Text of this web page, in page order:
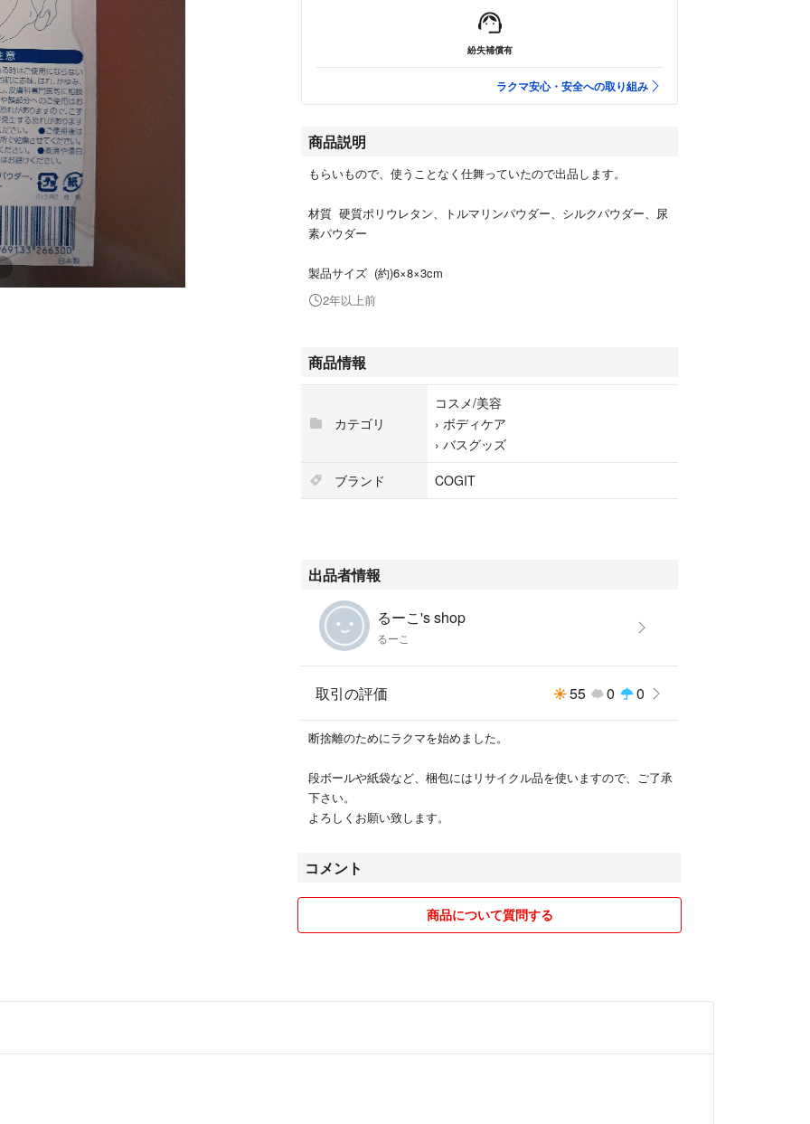
紛失補償有
ラクマ安心・安全への取り組み
商品説明
もらいもので、使うことなく仕舞っていたので出品します。
材質 硬質ポリウレタン、トルマリンパウダー、シルクパウダー、尿
素パウダー
製品サイズ (約)6×8×3cm
2年以上前
商品情報
カテゴリ
コスメ/美容
› ボディケア
› バスグッズ
ブランド
COGIT
出品者情報
るーこ's shop
るーこ
取引の評価 55 0 0
断捨離のためにラクマを始めました。
段ボールや紙袋など、梱包にはリサイクル品を使いますので、ご了承
下さい。
よろしくお願い致します。
コメント
商品について質問する